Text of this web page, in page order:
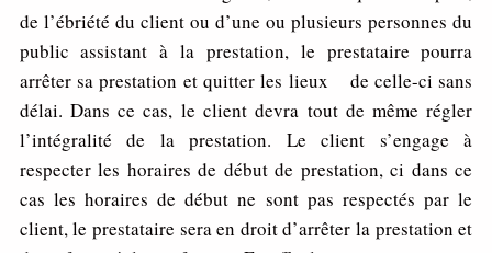
de l’ébriété du client ou d’une ou plusieurs personnes du
public assistant à la prestation, le prestataire pourra
arrêter sa prestation et quitter les lieux de celle-ci sans
délai. Dans ce cas, le client devra tout de même régler
l’intégralité de la prestation. Le client s’engage à
respecter les horaires de début de prestation, ci dans ce
cas les horaires de début ne sont pas respectés par le
client, le prestataire sera en droit d’arrêter la prestation et